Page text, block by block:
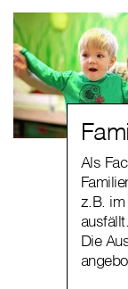
Als
z.B.
ausfällt.
Die